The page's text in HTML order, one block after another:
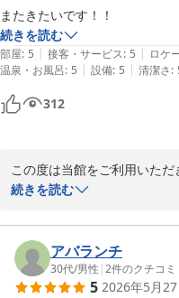
今後も皆様に快適で心地よい
より一層のおもてなしに努め
ぜひまた熱海へお越しの際は
フ一同、再びお会いできます
ホテル渚館
女将　松田
2026-07-05
またきたいです！！
続きを読む
部屋: 5 | 接客・サービス: 5 | ロケ
温泉・お風呂: 5 | 設備: 5 | 清潔さ:
312
この度は当館をご利用いただ
一同感激しております。こ
ご提供できるよう努めてまい
ぜひまた熱海へお越しの際
続きを読む
アバランチ
30代/男性 |2件のクチコミ
5 2026年5月27